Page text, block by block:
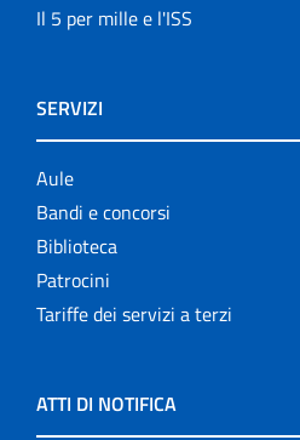
Il 5 per mille e l'ISS
SERVIZI
Aule
Bandi e concorsi
Biblioteca
Patrocini
Tariffe dei servizi a terzi
ATTI DI NOTIFICA